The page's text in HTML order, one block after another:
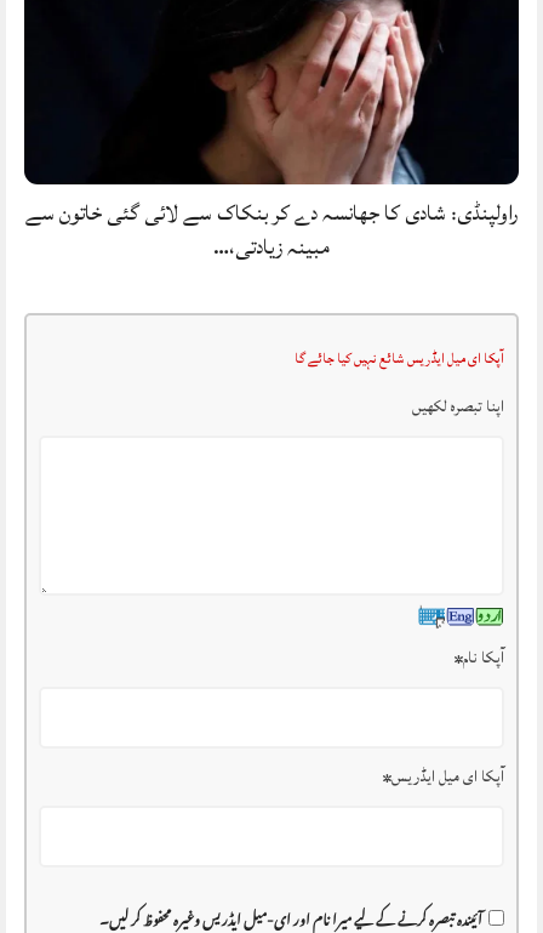
راولپنڈی: شادی کا جھانسہ دے کر بنکاک سے لائی گئی خاتون سے
مبینہ زیادتی،…
آپکا ای میل ایڈریس شائع نہیں کیا جائے گا
اپنا تبصرہ لکھیں
آپکا نام*
آپکا ای میل ایڈریس*
آئیندہ تبصرہ کرنے کے لیے میرا نام اور ای-میل ایڈریس وغیرہ محفوظ کر لیں۔